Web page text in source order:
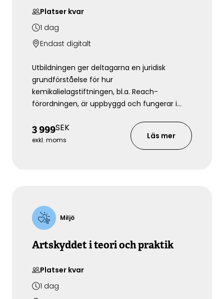
Platser kvar
1 dag
Endast digitalt
Utbildningen ger deltagarna en juridisk
grundförståelse för hur
kemikalielagstiftningen, bl.a. Reach-
förordningen, är uppbyggd och fungerar i
organismer kommer att studeras. Kursen är
lämplig för både offentliga och privata
aktörer som är intresserade av att förstå
3 999SEK
exkl. moms Läs mer
Miljö
Artskyddet i teori och praktik
Platser kvar
1 dag